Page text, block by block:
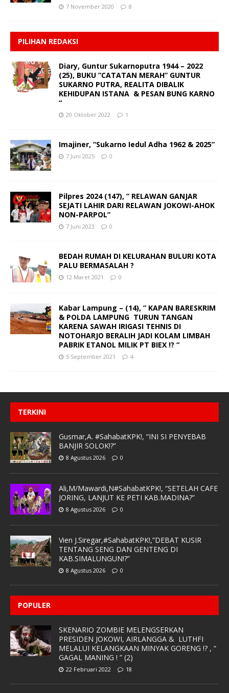
7 November 2020 8
PILIHAN REDAKSI
Diary, Guntur Sukarnoputra 1944 – 2022
(25), BUKU ”CATATAN MERAH” GUNTUR
SUKARNO PUTRA, REALITA DIBALIK
KEHIDUPAN ISTANA & PESAN BUNG KARNO
“
20 Oktober 2022 1
Imajiner, “Sukarno Iedul Adha 1962 & 2025”
7 Juni 2025 0
Pilpres 2024 (147), ” RELAWAN GANJAR
SEJATI LAHIR DARI RELAWAN JOKOWI-AHOK
NON-PARPOL”
7 Juni 2023 0
BEDAH RUMAH DI KELURAHAN BULURI KOTA
PALU BERMASALAH ?
12 Maret 2021 0
Kabar Lampung – (14), ” KAPAN BARESKRIM
& POLDA LAMPUNG TURUN TANGAN
KARENA SAWAH IRIGASI TEHNIS DI
NOTOHARJO BERALIH JADI KOLAM LIMBAH
PABRIK ETANOL MILIK PT BIEX !? “
5 September 2021 4
TERKINI
Gusmar,A. #SahabatKPK!, “INI SI PENYEBAB
BANJIR SOLOK!?”
8 Agustus 2026 0
Ali,M/Mawardi,N#SahabatKPK!, “SETELAH CAFE
JORING, LANJUT KE PETI KAB.MADINA?”
8 Agustus 2026 0
Vien J.Siregar,#SahabatKPK!,”DEBAT KUSIR
TENTANG SENG DAN GENTENG DI
KAB.SIMALUNGUN!?”
8 Agustus 2026 0
POPULER
SKENARIO ZOMBIE MELENGSERKAN
PRESIDEN JOKOWI, AIRLANGGA & LUTHFI
MELALUI KELANGKAAN MINYAK GORENG !? , “
GAGAL MANING ! ” (2)
22 Februari 2022 18